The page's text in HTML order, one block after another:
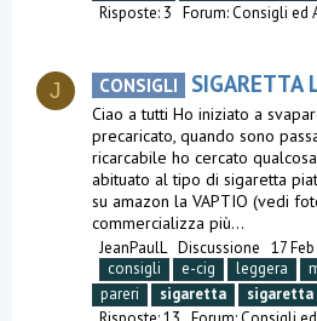
Risposte: 3 Forum:Consigli ed
J CONSIGLI SIGARETTA
Ciao a tutti Ho iniziato a
precaricato, quando sono
ricarcabile ho cercato
abituato al tipo di sigaretta
su amazon la VAPTIO (vedi
commercializza più...
JeanPaulL Discussione 17
consigli
e-cig leggera
pareri
sigaretta sigaretta